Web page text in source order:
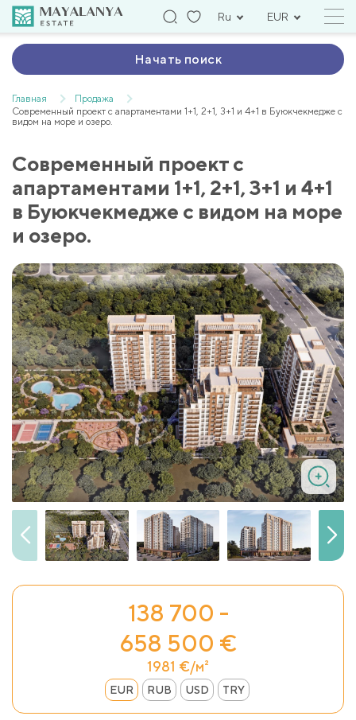
Ru EUR
Начать поиск
Главная
Продажа
Современный проект с апартаментами 1+1, 2+1, 3+1 и 4+1 в Буюкчекмедже с
видом на море и озеро.
Современный проект с
апартаментами 1+1, 2+1, 3+1 и 4+1
в Буюкчекмедже с видом на море
и озеро.
138 700 -
658 500 €
1981 €/м²
EUR RUB USD TRY